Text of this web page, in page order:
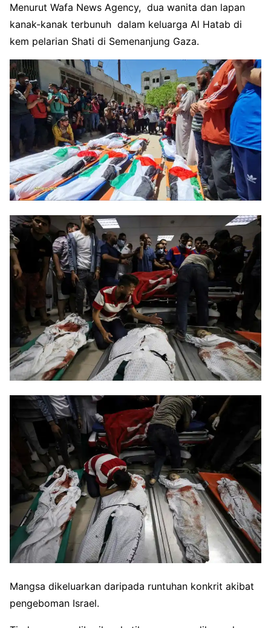
Menurut Wafa News Agency, dua wanita dan lapan
kanak-kanak terbunuh dalam keluarga Al Hatab di
kem pelarian Shati di Semenanjung Gaza.
Mangsa dikeluarkan daripada runtuhan konkrit akibat
pengeboman Israel.